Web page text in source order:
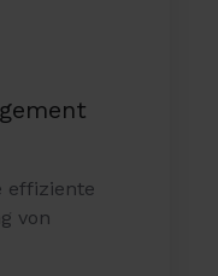
effiziente
von